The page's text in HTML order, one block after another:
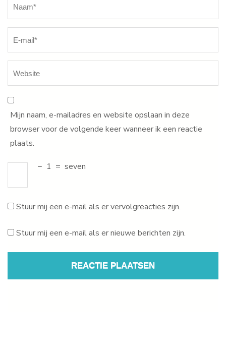
Mijn naam, e-mailadres en website opslaan in deze
browser voor de volgende keer wanneer ik een reactie
plaats.
− 1 = seven
Stuur mij een e-mail als er vervolgreacties zijn.
Stuur mij een e-mail als er nieuwe berichten zijn.